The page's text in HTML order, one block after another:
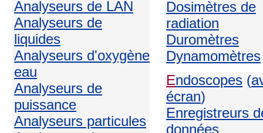
Analyseurs de LAN
Analyseurs de
liquides
Analyseurs d'oxygène
eau
Analyseurs de
puissance
Analyseurs particules
Dosimètres de
radiation
Duromètres
Dynamomètres
Endoscopes (
écran)
Enregistreurs
données